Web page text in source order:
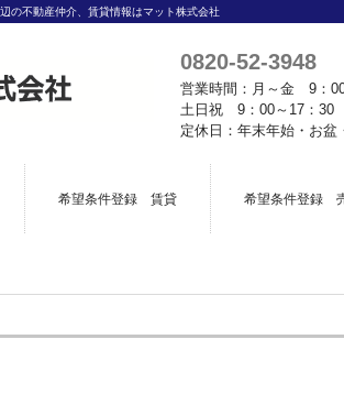
の不動産仲介、賃貸情報はマット株式会社
0820-52-3948
営業時間：月～金 9：
土日祝 9：00～17：30
定休日：年末年始・お盆
希望条件登録 賃貸 希望条件登録